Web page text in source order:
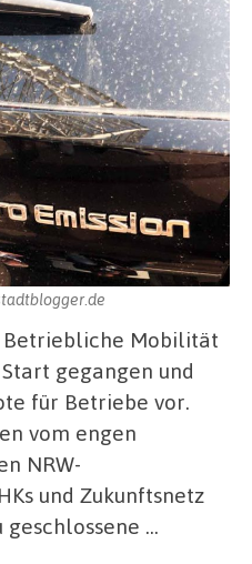
Betriebliche Mobilität
gegangen und
für Betriebe vor.
vom engen
NRW-
und Zukunftsnetz
geschlossene …